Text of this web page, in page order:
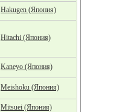
Hakugen (Япония)
Hitachi (Япония)
Kaneyo (Япония)
Meishoku (Япония)
Mitsuei (Япония)